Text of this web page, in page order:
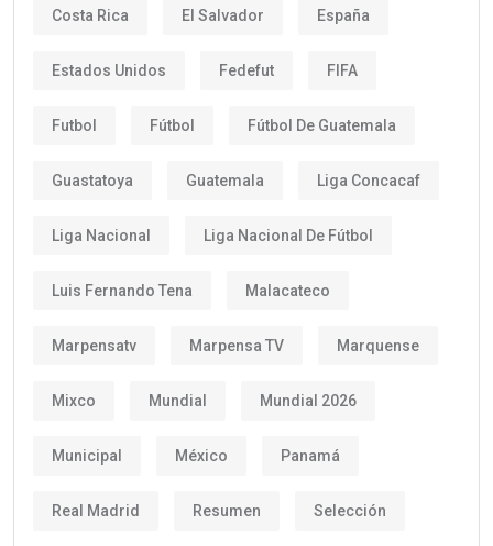
Costa Rica El Salvador España
Estados Unidos Fedefut FIFA
Futbol Fútbol Fútbol De Guatemala
Guastatoya Guatemala Liga Concacaf
Liga Nacional Liga Nacional De Fútbol
Luis Fernando Tena Malacateco
Marpensatv Marpensa TV Marquense
Mixco Mundial Mundial 2026
Municipal México Panamá
Real Madrid Resumen Selección